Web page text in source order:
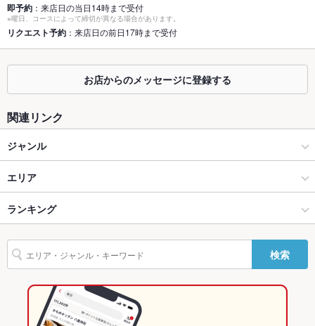
座敷 なし
掘りごたつ なし
カウンター あり
ソファー なし
テラス席
貸切
夜景がきれ
いなお席
設備
Wi-Fi あり
バリアフリ
なし
あり ：8台ご用意しております。
即予約 ：来店日の当日14時まで受付
※曜日、コースによって締切が異なる場合があります。
リクエスト予約 ：来店日の前日17時まで受付
お店からのメッセージに登録する
関連リンク
ジャンル
カフェ・スイーツ
カフェ
佐渡・新潟県その他 × カフェ・スイーツ
佐渡・新潟県その他 × カフェ
エリア
佐渡
佐渡 × カフェ・スイーツ
佐渡 × カフェ
ランキング
新潟のグルメランキング
新潟のカフェ・スイーツランキング
佐渡・新潟県その他のグルメランキング
検索